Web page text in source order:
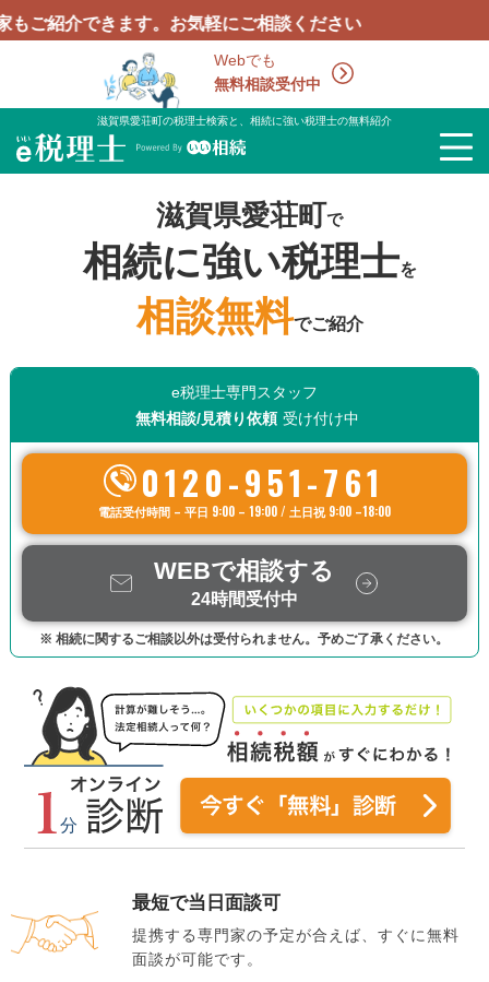
Webでも
無料相談受付中
きます。お気軽にご相談ください
滋賀県愛荘町の税理士検索と、相続に強い税理士の無料紹介
滋賀県愛荘町で
相続に強い税理士を
相談無料でご紹介
e税理士専門スタッフ
無料相談/見積り依頼 受け付け中
0120-951-761
電話受付時間 – 平日 9:00 – 19:00 / 土日祝 9:00 –18:00
WEBで相談する
24時間受付中
※ 相続に関するご相談以外は受付られません。予めご了承ください。
最短で当日面談可
提携する専門家の予定が合えば、すぐに無料
面談が可能です。